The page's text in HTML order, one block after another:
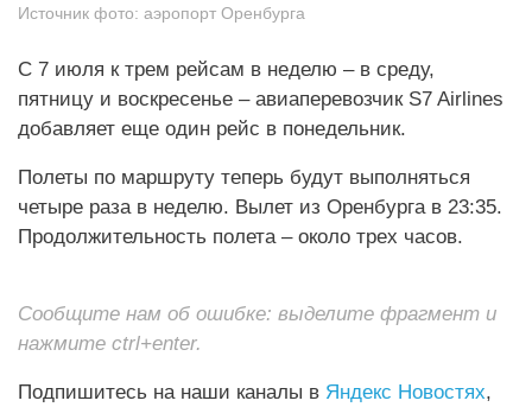
Источник фото: аэропорт Оренбурга
С 7 июля к трем рейсам в неделю – в среду,
пятницу и воскресенье – авиаперевозчик S7 Airlines
добавляет еще один рейс в понедельник.
Полеты по маршруту теперь будут выполняться
четыре раза в неделю. Вылет из Оренбурга в 23:35.
Продолжительность полета – около трех часов.
Сообщите нам об ошибке: выделите фрагмент и
нажмите ctrl+enter.
Подпишитесь на наши каналы в Яндекс Новостях,